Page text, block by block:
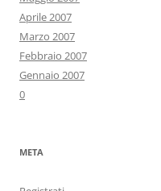
Aprile 2007
Marzo 2007
Febbraio 2007
Gennaio 2007
0
META